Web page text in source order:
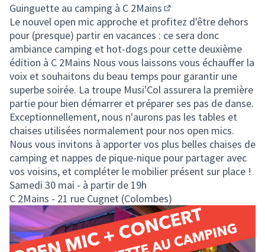
(Lien externe)
Guinguette au camping à C 2Mains
(Lien externe)
Le nouvel open mic approche et profitez d'être dehors
pour (presque) partir en vacances : ce sera donc
ambiance camping et hot-dogs pour cette deuxième
édition à C 2Mains Nous vous laissons vous échauffer la
voix et souhaitons du beau temps pour garantir une
superbe soirée. La troupe Musi'Col assurera la première
partie pour bien démarrer et préparer ses pas de danse.
Exceptionnellement, nous n'aurons pas les tables et
chaises utilisées normalement pour nos open mics.
Nous vous invitons à apporter vos plus belles chaises de
camping et nappes de pique-nique pour partager avec
vos voisins, et compléter le mobilier présent sur place !
Samedi 30 mai - à partir de 19h
C 2Mains - 21 rue Cugnet (Colombes)